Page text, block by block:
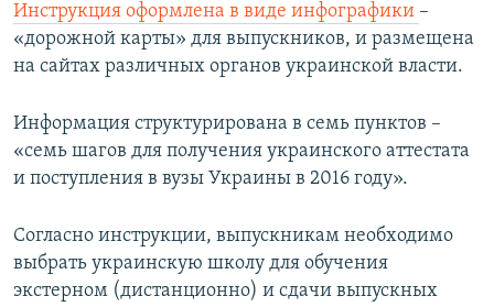
Инструкция оформлена в виде инфографики –
«дорожной карты» для выпускников, и размещена
на сайтах различных органов украинской власти.
Информация структурирована в семь пунктов –
«семь шагов для получения украинского аттестата
и поступления в вузы Украины в 2016 году».
Согласно инструкции, выпускникам необходимо
выбрать украинскую школу для обучения
экстерном (дистанционно) и сдачи выпускных